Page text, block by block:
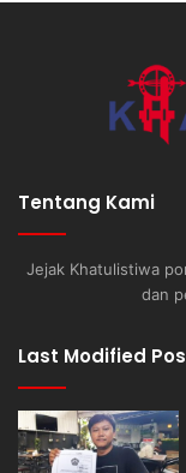
Tentang Kami
Jejak Khatulistiwa
dan
Last Modified